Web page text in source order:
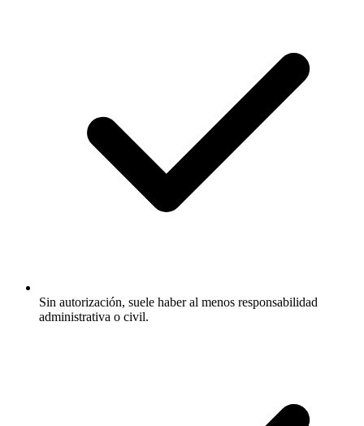
Sin autorización, suele haber al menos responsabilidad
administrativa o civil.